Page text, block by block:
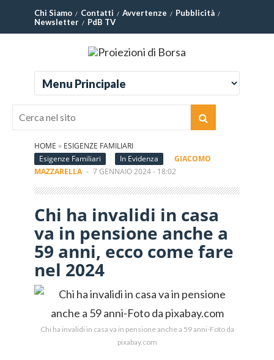
Chi Siamo Contatti Avvertenze
Pubblicità
Newsletter
PdB TV
HOME » ESIGENZE FAMILIARI
Esigenze Familiari
In Evidenza
GIACOMO
MAZZARELLA - 7 GENNAIO 2024 - 18:02
Chi ha invalidi in casa
va in pensione anche a
59 anni, ecco come fare
nel 2024
Chi ha invalidi in casa va in pensione anche a 59 anni-Foto da
pixabay.com